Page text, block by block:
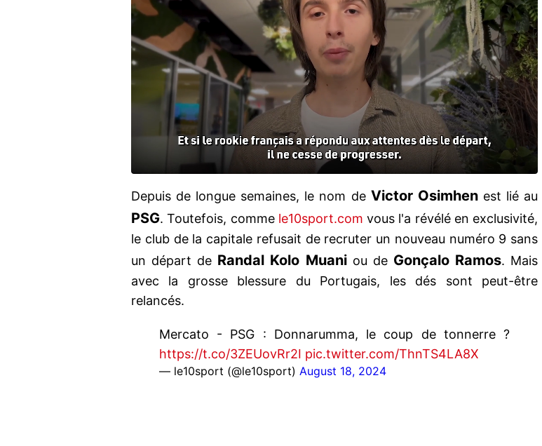
Depuis de longue semaines, le nom de Victor Osimhenest lié au
PSG. Toutefois, comme le10sport.com vous l'a révélé en exclusivité,
le club de la capitale refusait de recruter un nouveau numéro 9 sans
un départ de Randal Kolo Muaniou de Gonçalo Ramos. Mais
avec la grosse blessure du Portugais, les dés sont peut-être
relancés.
Mercato - PSG : Donnarumma, le coup de tonnerre ?
https://t.co/3ZEUovRr2I pic.twitter.com/ThnTS4LA8X
— le10sport (@le10sport) August 18, 2024